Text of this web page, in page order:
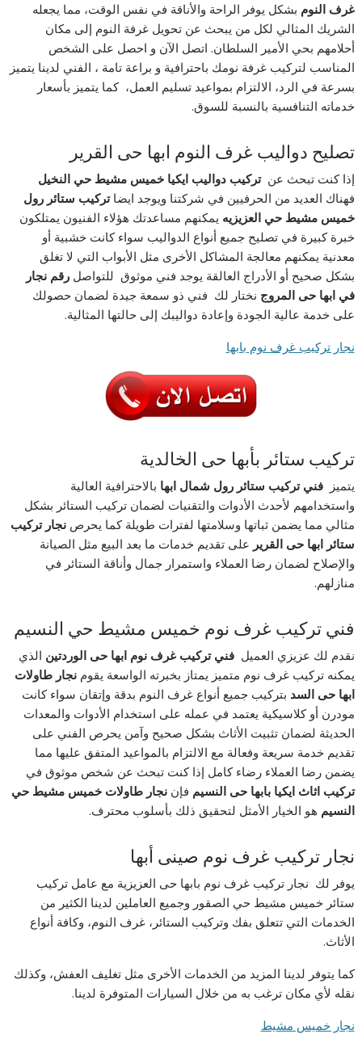
غرف النوم بشكل يوفر الراحة والأناقة في نفس الوقت، مما يجعله
الشريك المثالي لكل من يبحث عن تحويل غرفة النوم إلى مكان
أحلامهم بحي الأمير السلطان. اتصل الآن و احصل على الشخص
المناسب لتركيب غرفة نومك باحترافية و براعة تامة ، الفني لدينا يتميز
بسرعة في الرد، الالتزام بمواعيد تسليم العمل، كما يتميز بأسعار
خدماته التنافسية بالنسبة للسوق.
تصليح دواليب غرف النوم ابها حى القرير
إذا كنت تبحث عنتركيب دواليب ايكيا خميس مشيط حي النخيل
فهناك العديد من الحرفيين في شركتنا ويوجد ايضاتركيب ستائر رول
خميس مشيط حي العزيزيه يمكنهم مساعدتك هؤلاء الفنيون يمتلكون
خبرة كبيرة في تصليح جميع أنواع الدواليب سواء كانت خشبية أو
معدنية يمكنهم معالجة المشاكل الأخرى مثل الأبواب التي لا تغلق
بشكل صحيح أو الأدراج العالقة يوجد فني موثوق للتواصلرقم نجار
في ابها حى المروج نختار لك فني ذو سمعة جيدة لضمان حصولك
على خدمة عالية الجودة وإعادة دواليبك إلى حالتها المثالية.
نجار تركيب غرف نوم بابها
تركيب ستائر بأبها حى الخالدية
يتميز فني تركيب ستائر رول شمال ابها بالاحترافية العالية
واستخدامهم لأحدث الأدوات والتقنيات لضمان تركيب الستائر بشكل
مثالي مما يضمن ثباتها وسلامتها لفترات طويلة كما يحرصنجار تركيب
ستائر ابها حى القرير على تقديم خدمات ما بعد البيع مثل الصيانة
والإصلاح لضمان رضا العملاء واستمرار جمال وأناقة الستائر في
منازلهم.
فني تركيب غرف نوم خميس مشيط حي النسيم
نقدم لك عزيزي العميلفني تركيب غرف نوم ابها حى الوردتين الذي
يمكنه تركيب غرف نوم متميز يمتاز بخبرته الواسعة يقومنجار طاولات
ابها حى السد بتركيب جميع أنواع غرف النوم بدقة وإتقان سواء كانت
مودرن أو كلاسيكية يعتمد في عمله على استخدام الأدوات والمعدات
الحديثة لضمان تثبيت الأثاث بشكل صحيح وآمن يحرص الفني على
تقديم خدمة سريعة وفعالة مع الالتزام بالمواعيد المتفق عليها مما
يضمن رضا العملاء رضاء كامل إذا كنت تبحث عن شخص موثوق في
تركيب اثاث ايكيا بابها حى النسيم فإننجار طاولات خميس مشيط حي
النسيم هو الخيار الأمثل لتحقيق ذلك بأسلوب محترف.
نجار تركيب غرف نوم صينى أبها
يوفر لك نجار تركيب غرف نوم بابها حى العزيزية مع عامل تركيب
ستائر خميس مشيط حي الصقور وجميع العاملين لدينا الكثير من
الخدمات التي تتعلق بفك وتركيب الستائر، غرف النوم، وكافة أنواع
الأثاث.
كما يتوفر لدينا المزيد من الخدمات الأخرى مثل تغليف العفش، وكذلك
نقله لأي مكان ترغب به من خلال السيارات المتوفرة لدينا.
نجار خميس مشيط